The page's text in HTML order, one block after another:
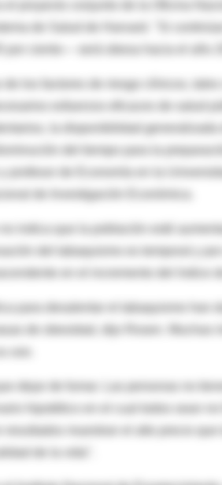
el proyecto conjunto de la Oficina
de los factores de riesgo clínicos,
esfuerzos eficaces de salud
la disponibilidad
del tiempo para la
profesor de Economía en la
de Investigación Económica.
indica que la población esté
del tabaquismo es temporal y
para desalentar el tabaquismo han
hipotético en el cual todos sean
resultados muestran el alto precio